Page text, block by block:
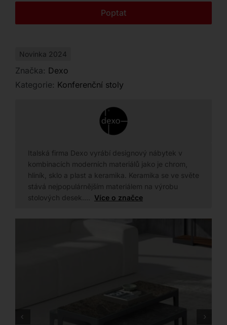
Poptat
Novinka 2024
Značka: Dexo
Kategorie: Konferenční stoly
Italská firma Dexo vyrábí designový nábytek v
kombinacích moderních materiálů jako je chrom,
hliník, sklo a plast a keramika. Keramika se ve světe
stává nejpopulárnějším materiálem na výrobu
stolových desek.…
Více o značce